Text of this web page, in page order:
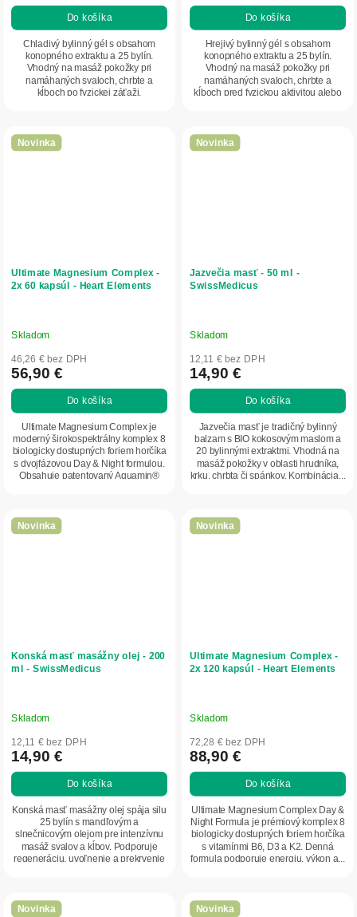
Do košíka
Chladivý bylinný gél s obsahom
konopného extraktu a 25 bylín.
Vhodný na masáž pokožky pri
namáhaných svaloch, chrbte a
kĺboch po fyzickej záťaži.
Do košíka
Hrejivý bylinný gél s obsahom
konopného extraktu a 25 bylín.
Vhodný na masáž pokožky pri
namáhaných svaloch, chrbte a
kĺboch pred fyzickou aktivitou alebo
Novinka
Ultimate Magnesium Complex -
2x 60 kapsúl - Heart Elements
Skladom
46,26 € bez DPH
56,90 €
Do košíka
Ultimate Magnesium Complex je
moderný širokospektrálny komplex 8
biologicky dostupných foriem horčíka
s dvojfázovou Day & Night formulou.
Obsahuje patentovaný Aquamin®
Novinka
Jazvečia masť - 50 ml -
SwissMedicus
Skladom
12,11 € bez DPH
14,90 €
Do košíka
Jazvečia masť je tradičný bylinný
balzam s BIO kokosovým maslom a
20 bylinnými extraktmi. Vhodná na
masáž pokožky v oblasti hrudníka,
krku, chrbta či spánkov. Kombinácia...
Novinka
Konská masť masážny olej - 200
ml - SwissMedicus
Skladom
12,11 € bez DPH
14,90 €
Do košíka
Konská masť masážny olej spája silu
25 bylín s mandľovým a
slnečnicovým olejom pre intenzívnu
masáž svalov a kĺbov. Podporuje
regeneráciu, uvoľnenie a prekrvenie
Novinka
Ultimate Magnesium Complex -
2x 120 kapsúl - Heart Elements
Skladom
72,28 € bez DPH
88,90 €
Do košíka
Ultimate Magnesium Complex Day &
Night Formula je prémiový komplex 8
biologicky dostupných foriem horčíka
s vitamínmi B6, D3 a K2. Denná
formula podporuje energiu, výkon a...
Novinka Novinka